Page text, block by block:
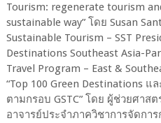
Tourism: regenerate tourism
sustainable way” โดย Susan
Sustainable Tourism – SST
Destinations Southeast Asia-
Travel Program – East &
“Top 100 Green Destinations แ
ตามกรอบ GSTC” โดย ผู้ช่วยศาส
อาจารย์ประจำภาควิชาการจัดกา